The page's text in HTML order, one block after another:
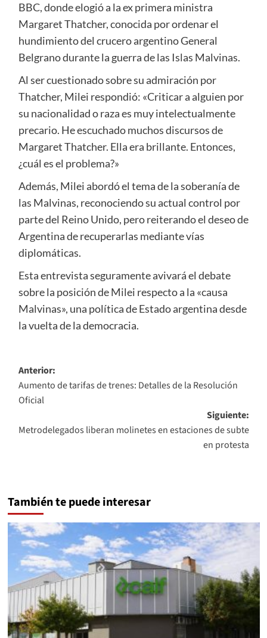
BBC, donde elogió a la ex primera ministra
Margaret Thatcher, conocida por ordenar el
hundimiento del crucero argentino General
Belgrano durante la guerra de las Islas Malvinas.
Al ser cuestionado sobre su admiración por
Thatcher, Milei respondió: «Criticar a alguien por
su nacionalidad o raza es muy intelectualmente
precario. He escuchado muchos discursos de
Margaret Thatcher. Ella era brillante. Entonces,
¿cuál es el problema?»
Además, Milei abordó el tema de la soberanía de
las Malvinas, reconociendo su actual control por
parte del Reino Unido, pero reiterando el deseo de
Argentina de recuperarlas mediante vías
diplomáticas.
Esta entrevista seguramente avivará el debate
sobre la posición de Milei respecto a la «causa
Malvinas», una política de Estado argentina desde
la vuelta de la democracia.
Navegación
de
entradas
Anterior:
Aumento de tarifas de trenes: Detalles de la Resolución
Oficial
Siguiente:
Metrodelegados liberan molinetes en estaciones de subte
en protesta
También te puede interesar